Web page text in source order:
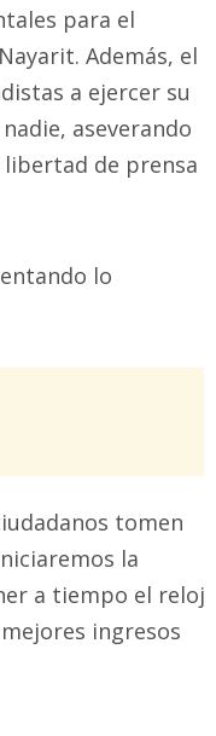
para el
Además, el
a ejercer su
aseverando
de prensa
lo
tomen
la
a tiempo el reloj
ingresos